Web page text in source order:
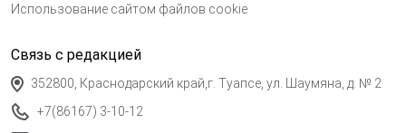
Использование сайтом файлов cookie
Связь с редакцией
352800, Краснодарский край,г. Туапсе, ул. Шаумяна, д. № 2
+7(86167) 3-10-12